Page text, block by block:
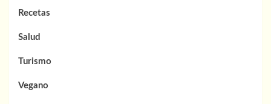
Recetas
Salud
Turismo
Vegano